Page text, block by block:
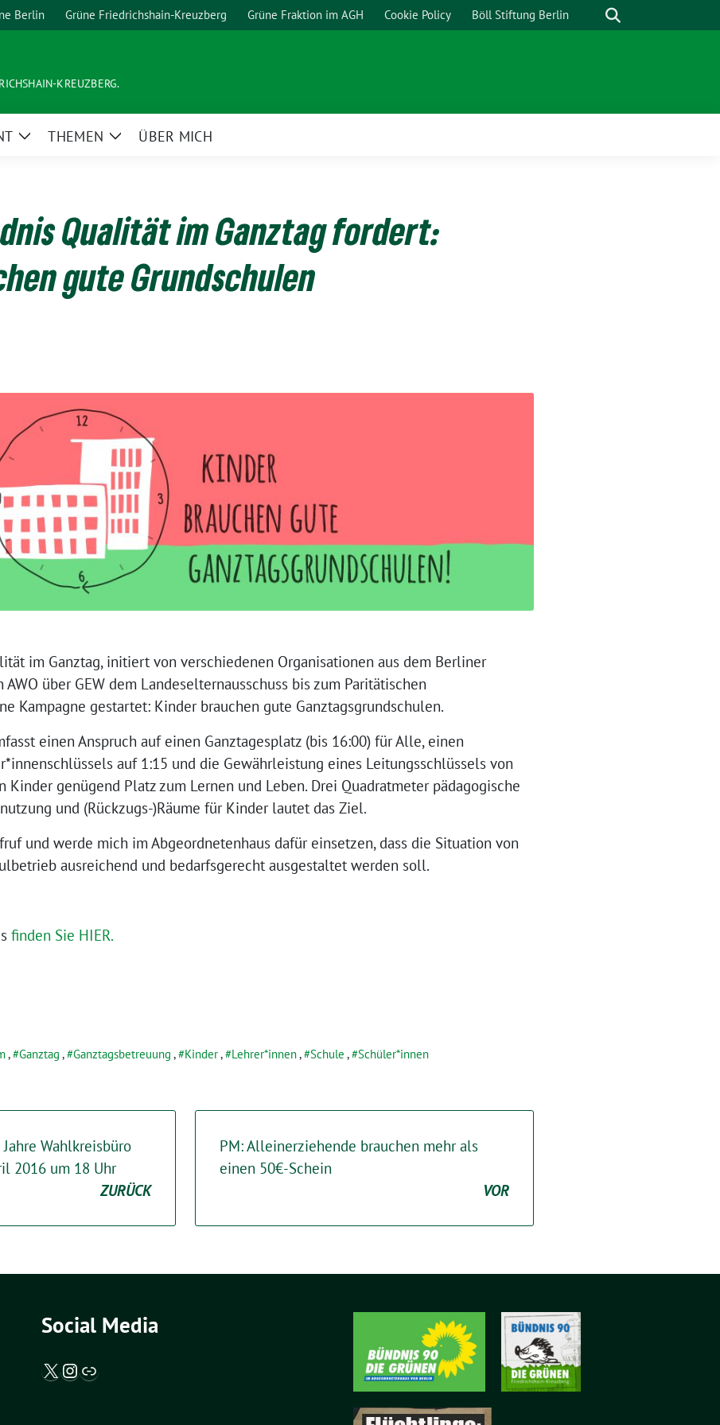
Berlin Grüne Friedrichshain-Kreuzberg Grüne Fraktion im AGH Cookie Policy Böll Stiftung Berlin
KREUZBERG.
ZeigeTHEMEN
ZeigeÜBER MICH
Qualität im Ganztag fordert:
gute Grundschulen
im Ganztag, initiert von verschiedenen Organisationen aus dem Berliner
über GEW dem Landeselternausschuss bis zum Paritätischen
Kampagne gestartet: Kinder brauchen gute Ganztagsgrundschulen.
einen Anspruch auf einen Ganztagesplatz (bis 16:00) für Alle, einen
auf 1:15 und die Gewährleistung eines Leitungsschlüssels von
Kinder genügend Platz zum Lernen und Leben. Drei Quadratmeter pädagogische
und (Rückzugs-)Räume für Kinder lautet das Ziel.
und werde mich im Abgeordnetenhaus dafür einsetzen, dass die Situation von
ausreichend und bedarfsgerecht ausgestaltet werden soll.
finden Sie HIER.
, Ganztag , Ganztagsbetreuung , Kinder, Lehrer*innen, Schule , Schüler*innen
Wahlkreisbüro
2016 um 18 Uhr
ZURÜCK
PM: Alleinerziehende brauchen mehr als
einen 50€-Schein
VOR
Social Media
X / Twitter
Instagram
Abgeordnetenwatch